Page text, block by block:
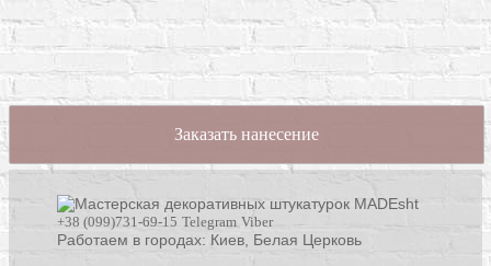
Заказать нанесение
+38 (099)731-69-15 Telegram Viber
Работаем в городах: Киев, Белая Церковь